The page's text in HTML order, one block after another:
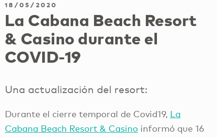
18/05/2020
La Cabana Beach Resort
& Casino durante el
COVID-19
Una actualización del resort:
Durante el cierre temporal de Covid19, La
Cabana Beach Resort & Casino informó que 16